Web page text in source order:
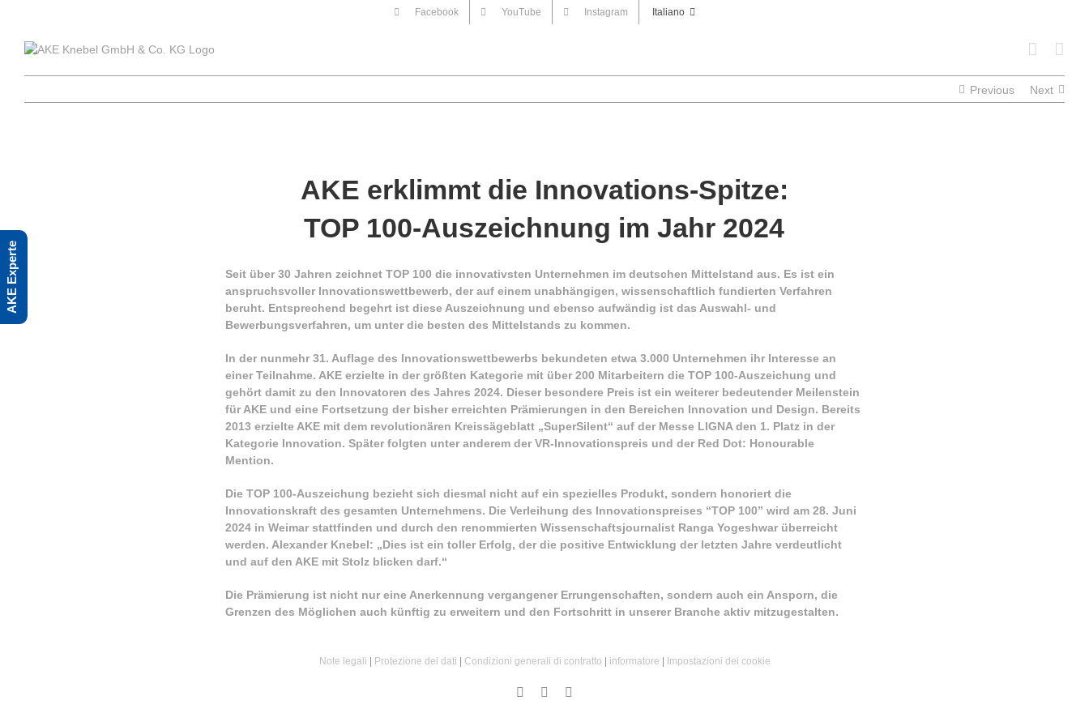
content
Facebook YouTube Instagram Italiano
Previous Next
AKE erklimmt die Innovations-Spitze:
TOP 100-Auszeichnung im Jahr 2024
Seit über 30 Jahren zeichnet TOP 100 die innovativsten Unternehmen im deutschen Mittelstand aus. Es ist ein
anspruchsvoller Innovationswettbewerb, der auf einem unabhängigen, wissenschaftlich fundierten Verfahren
beruht. Entsprechend begehrt ist diese Auszeichnung und ebenso aufwändig ist das Auswahl- und
Bewerbungsverfahren, um unter die besten des Mittelstands zu kommen.
In der nunmehr 31. Auflage des Innovationswettbewerbs bekundeten etwa 3.000 Unternehmen ihr Interesse an
einer Teilnahme. AKE erzielte in der größten Kategorie mit über 200 Mitarbeitern die TOP 100-Auszeichung und
gehört damit zu den Innovatoren des Jahres 2024. Dieser besondere Preis ist ein weiterer bedeutender Meilenstein
für AKE und eine Fortsetzung der bisher erreichten Prämierungen in den Bereichen Innovation und Design. Bereits
2013 erzielte AKE mit dem revolutionären Kreissägeblatt „SuperSilent“ auf der Messe LIGNA den 1. Platz in der
Kategorie Innovation. Später folgten unter anderem der VR-Innovationspreis und der Red Dot: Honourable
Mention.
Die TOP 100-Auszeichung bezieht sich diesmal nicht auf ein spezielles Produkt, sondern honoriert die
Innovationskraft des gesamten Unternehmens. Die Verleihung des Innovationspreises “TOP 100” wird am 28. Juni
2024 in Weimar stattfinden und durch den renommierten Wissenschaftsjournalist Ranga Yogeshwar überreicht
werden. Alexander Knebel: „Dies ist ein toller Erfolg, der die positive Entwicklung der letzten Jahre verdeutlicht
und auf den AKE mit Stolz blicken darf.“
Die Prämierung ist nicht nur eine Anerkennung vergangener Errungenschaften, sondern auch ein Ansporn, die
Grenzen des Möglichen auch künftig zu erweitern und den Fortschritt in unserer Branche aktiv mitzugestalten.
Note legali | Protezione dei dati | Condizioni generali di contratto | informatore | Impostazioni dei cookie
InstagramFacebook
AKE Experte